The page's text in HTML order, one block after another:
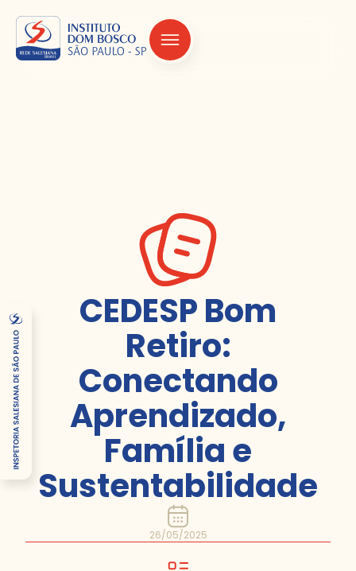
CEDESP Bom
Retiro:
Conectando
Aprendizado,
Família e
Sustentabilidade
26/05/2025